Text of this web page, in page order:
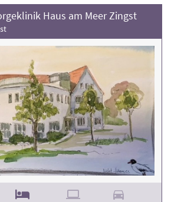
Haus am Meer Zingst